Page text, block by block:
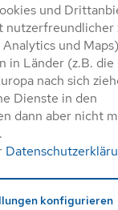
an speziellen
und Brände
konfigurieren
und
nutzerfreundlicher
und
in Länder (z.B. die
nach sich
Dienste in den
dann aber nicht